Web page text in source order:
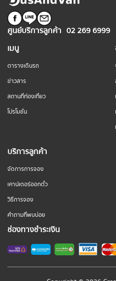
ศูนย์บริการลูกค้า 02 269 6999
เมนู
ตารางเดินรถ
ข่าวสาร
สถานที่ท่องเที่ยว
โปรโมชั่น
บริการลูกค้า
จัดการการจอง
เคาน์เตอร์ออกตั๋ว
วิธีการจอง
คำถามที่พบบ่อย
ช่องทางชำระเงิน